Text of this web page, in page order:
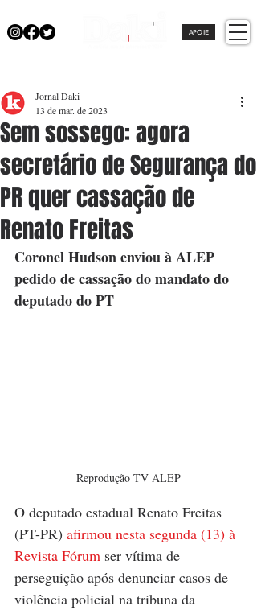
APOIE
Sem sossego: agora
secretário de Segurança do
PR quer cassação de
Renato Freitas
Jornal Daki
13 de mar. de 2023
Coronel Hudson enviou à ALEP
pedido de cassação do mandato do
deputado do PT
Reprodução TV ALEP
O deputado estadual Renato Freitas
(PT-PR) afirmou nesta segunda (13) à
Revista Fórum ser vítima de
perseguição após denunciar casos de
violência policial na tribuna da